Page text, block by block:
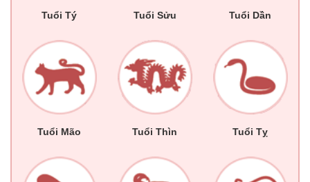
Tuổi Tý Tuổi Sửu Tuổi Dần
Tuổi Mão Tuổi Thìn Tuổi Tỵ